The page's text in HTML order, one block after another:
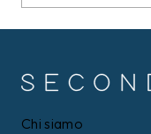
Chi siamo